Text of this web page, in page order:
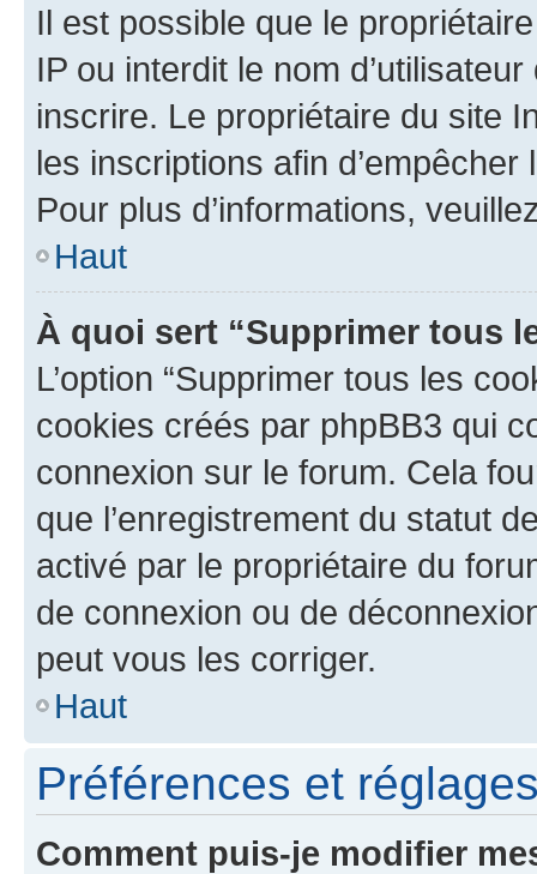
Il est possible que le
IP ou interdit le nom
inscrire. Le propriétaire du site
les inscriptions afin
Pour plus d’informations,
Haut
À quoi sert “Supprimer tous
L’option “Supprimer tous les
cookies créés par phpBB3 qui
connexion sur le forum. Cela
que l’enregistrement du statut
activé par le propriétaire du
de connexion ou de
peut vous les corriger.
Haut
Préférences et
Comment puis-je modifier